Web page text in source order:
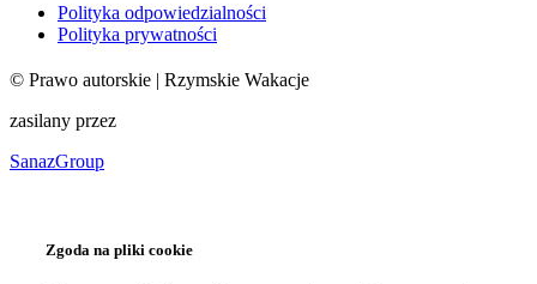
Polityka odpowiedzialności
Polityka prywatności
© Prawo autorskie | Rzymskie Wakacje
zasilany przez
SanazGroup
Zgoda na pliki cookie